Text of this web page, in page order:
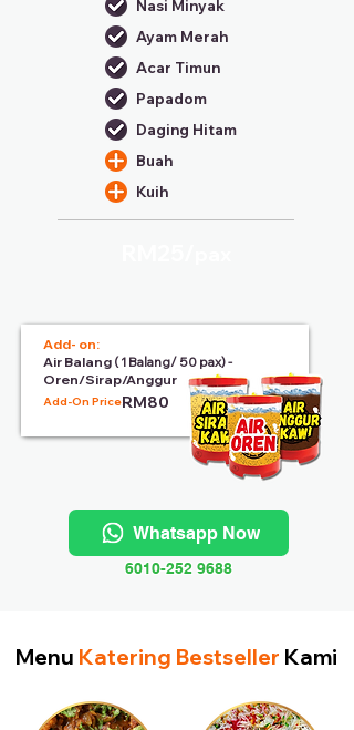
Nasi Minyak
Ayam Merah
Acar Timun
Papadom
Daging Hitam
Buah
Kuih
Add- on:
Air Balang ( 1 Balang/ 50 pax) -
Oren/Sirap/Anggur
Add-On Price:RM80
Whatsapp Now
6010-252 9688
Menu Katering Bestseller Kami